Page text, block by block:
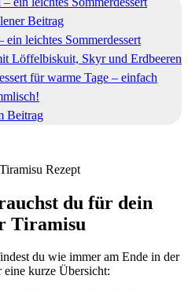
Beitrag
ein leichtes Sommerdessert
Löffelbiskuit, Skyr und Erdbeeren
für warme Tage – einfach
Beitrag
du für dein
Tiramisu
du wie immer am Ende in der
eine kurze Übersicht: